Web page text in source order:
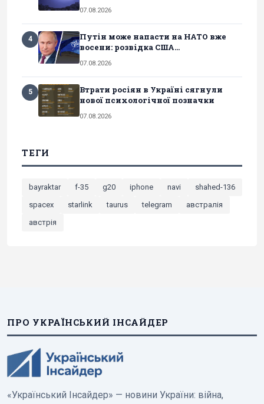
07.08.2026
4
Путін може напасти на НАТО вже
восени: розвідка США...
07.08.2026
5
Втрати росіян в Україні сягнули
нової психологічної позначки
07.08.2026
ТЕГИ
bayraktar f-35 g20 iphone navi
shahed-136
spacex
starlink taurus telegram
австралія
австрія
ПРО УКРАЇНСЬКИЙ ІНСАЙДЕР
«Український Інсайдер» — новини України: війна,